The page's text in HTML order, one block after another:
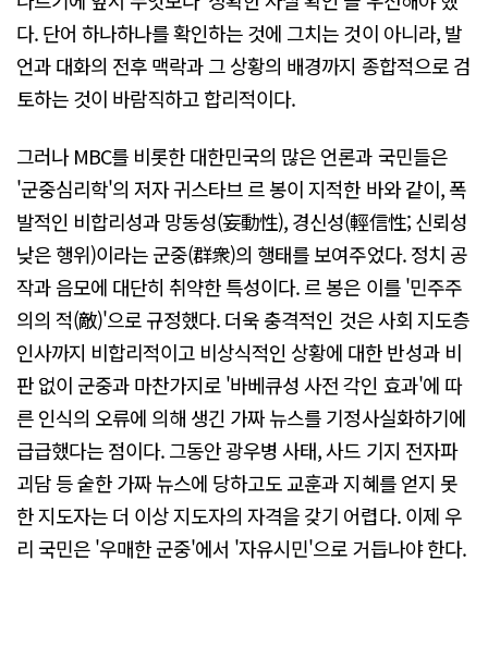
다. 단어 하나하나를 확인하는 것에 그치는 것이 아니라, 발
언과 대화의 전후 맥락과 그 상황의 배경까지 종합적으로 검
토하는 것이 바람직하고 합리적이다.
그러나 MBC를 비롯한 대한민국의 많은 언론과 국민들은
'군중심리학'의 저자 귀스타브 르 봉이 지적한 바와 같이, 폭
발적인 비합리성과 망동성(妄動性), 경신성(輕信性; 신뢰성
낮은 행위)이라는 군중(群衆)의 행태를 보여주었다. 정치 공
작과 음모에 대단히 취약한 특성이다. 르 봉은 이를 '민주주
의의 적(敵)'으로 규정했다. 더욱 충격적인 것은 사회 지도층
인사까지 비합리적이고 비상식적인 상황에 대한 반성과 비
판 없이 군중과 마찬가지로 '바베큐성 사전 각인 효과'에 따
른 인식의 오류에 의해 생긴 가짜 뉴스를 기정사실화하기에
급급했다는 점이다. 그동안 광우병 사태, 사드 기지 전자파
괴담 등 숱한 가짜 뉴스에 당하고도 교훈과 지혜를 얻지 못
한 지도자는 더 이상 지도자의 자격을 갖기 어렵다. 이제 우
리 국민은 '우매한 군중'에서 '자유시민'으로 거듭나야 한다.